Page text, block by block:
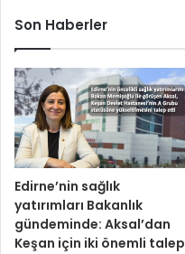
Son Haberler
Edirne’nin sağlık
yatırımları Bakanlık
gündeminde: Aksal’dan
Keşan için iki önemli talep